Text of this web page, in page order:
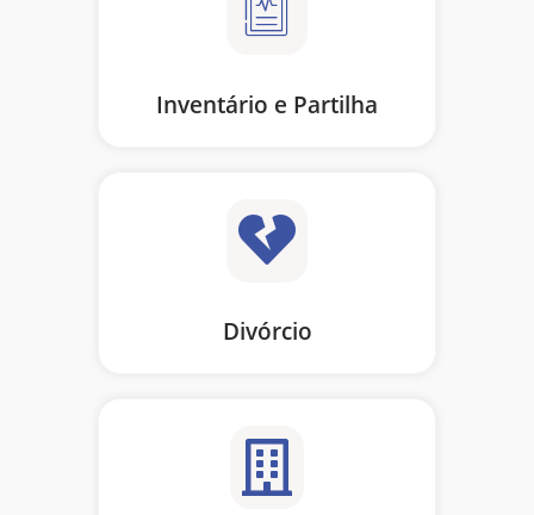
Inventário e Partilha
Divórcio